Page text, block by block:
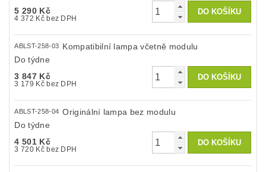
5 290 Kč
4 372 Kč bez DPH
ABLST-258-03 Kompatibilní lampa včetně modulu
Do týdne
3 847 Kč
3 179 Kč bez DPH
ABLST-258-04 Originální lampa bez modulu
Do týdne
4 501 Kč
3 720 Kč bez DPH